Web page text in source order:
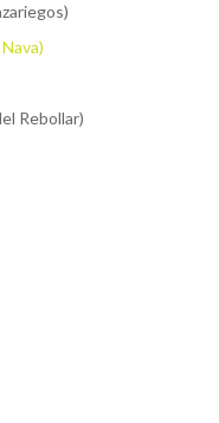
Rebollar)